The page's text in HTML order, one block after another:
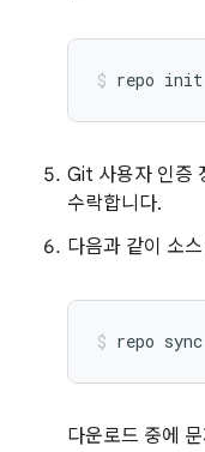
repo init
Git 사용자 인증
수락합니다.
다음과 같이 소
repo sync
다운로드 중에